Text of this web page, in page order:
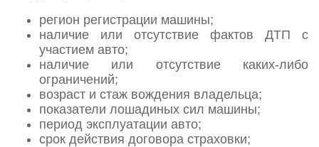
регион регистрации машины;
наличие или отсутствие фактов ДТП с
участием авто;
наличие или отсутствие каких-либо
ограничений;
возраст и стаж вождения владельца;
показатели лошадиных сил машины;
период эксплуатации авто;
срок действия договора страховки;